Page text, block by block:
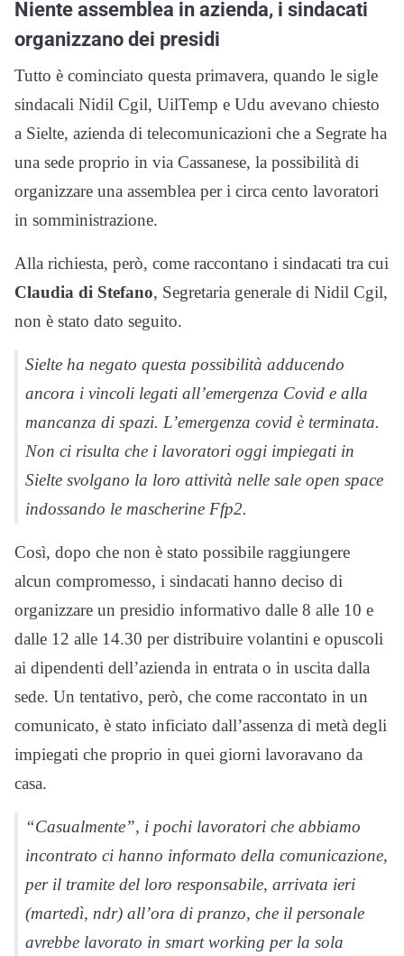
Niente assemblea in azienda, i sindacati
organizzano dei presidi
Tutto è cominciato questa primavera, quando le sigle
sindacali Nidil Cgil, UilTemp e Udu avevano chiesto
a Sielte, azienda di telecomunicazioni che a Segrate ha
una sede proprio in via Cassanese, la possibilità di
organizzare una assemblea per i circa cento lavoratori
in somministrazione.
Alla richiesta, però, come raccontano i sindacati tra cui
Claudia di Stefano, Segretaria generale di Nidil Cgil,
non è stato dato seguito.
Sielte ha negato questa possibilità adducendo
ancora i vincoli legati all’emergenza Covid e alla
mancanza di spazi. L’emergenza covid è terminata.
Non ci risulta che i lavoratori oggi impiegati in
Sielte svolgano la loro attività nelle sale open space
indossando le mascherine Ffp2.
Così, dopo che non è stato possibile raggiungere
alcun compromesso, i sindacati hanno deciso di
organizzare un presidio informativo dalle 8 alle 10 e
dalle 12 alle 14.30 per distribuire volantini e opuscoli
ai dipendenti dell’azienda in entrata o in uscita dalla
sede. Un tentativo, però, che come raccontato in un
comunicato, è stato inficiato dall’assenza di metà degli
impiegati che proprio in quei giorni lavoravano da
casa.
“Casualmente”, i pochi lavoratori che abbiamo
incontrato ci hanno informato della comunicazione,
per il tramite del loro responsabile, arrivata ieri
(martedì, ndr) all’ora di pranzo, che il personale
avrebbe lavorato in smart working per la sola